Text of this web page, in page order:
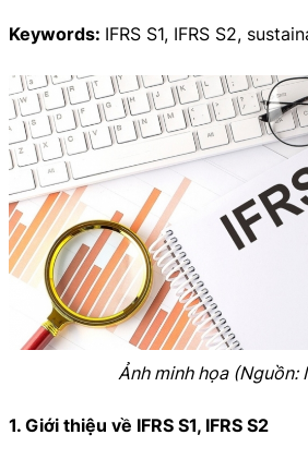
Keywords: IFRS S1, IFRS S2,
Ảnh minh họa (Nguồn:
1. Giới thiệu về IFRS S1, IFRS S2